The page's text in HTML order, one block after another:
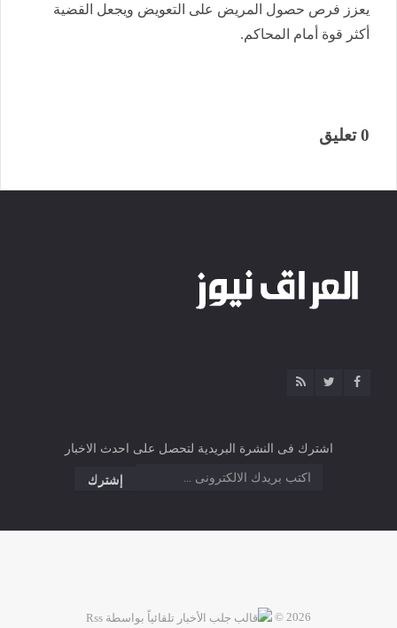
يعزز فرص حصول المريض على التعويض ويجعل القضية
أكثر قوة أمام المحاكم.
0 تعليق
اشترك فى النشرة البريدية لتحصل على احدث الاخبار
2026 ©